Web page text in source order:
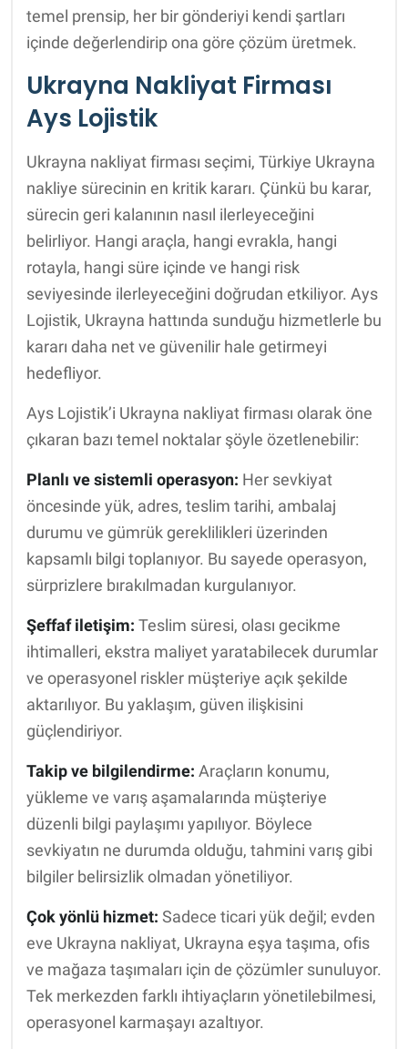
temel prensip, her bir gönderiyi kendi şartları
içinde değerlendirip ona göre çözüm üretmek.
Ukrayna Nakliyat Firması
Ays Lojistik
Ukrayna nakliyat firması seçimi, Türkiye Ukrayna
nakliye sürecinin en kritik kararı. Çünkü bu karar,
sürecin geri kalanının nasıl ilerleyeceğini
belirliyor. Hangi araçla, hangi evrakla, hangi
rotayla, hangi süre içinde ve hangi risk
seviyesinde ilerleyeceğini doğrudan etkiliyor. Ays
Lojistik, Ukrayna hattında sunduğu hizmetlerle bu
kararı daha net ve güvenilir hale getirmeyi
hedefliyor.
Ays Lojistik’i Ukrayna nakliyat firması olarak öne
çıkaran bazı temel noktalar şöyle özetlenebilir:
Planlı ve sistemli operasyon: Her sevkiyat
öncesinde yük, adres, teslim tarihi, ambalaj
durumu ve gümrük gereklilikleri üzerinden
kapsamlı bilgi toplanıyor. Bu sayede operasyon,
sürprizlere bırakılmadan kurgulanıyor.
Şeffaf iletişim: Teslim süresi, olası gecikme
ihtimalleri, ekstra maliyet yaratabilecek durumlar
ve operasyonel riskler müşteriye açık şekilde
aktarılıyor. Bu yaklaşım, güven ilişkisini
güçlendiriyor.
Takip ve bilgilendirme: Araçların konumu,
yükleme ve varış aşamalarında müşteriye
düzenli bilgi paylaşımı yapılıyor. Böylece
sevkiyatın ne durumda olduğu, tahmini varış gibi
bilgiler belirsizlik olmadan yönetiliyor.
Çok yönlü hizmet: Sadece ticari yük değil; evden
eve Ukrayna nakliyat, Ukrayna eşya taşıma, ofis
ve mağaza taşımaları için de çözümler sunuluyor.
Tek merkezden farklı ihtiyaçların yönetilebilmesi,
operasyonel karmaşayı azaltıyor.